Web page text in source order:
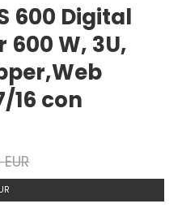
600 Digital
W, 3U,
16 con